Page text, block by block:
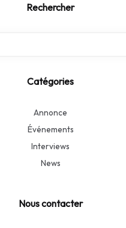
Rechercher
Catégories
Annonce
Événements
Interviews
News
Nous contacter